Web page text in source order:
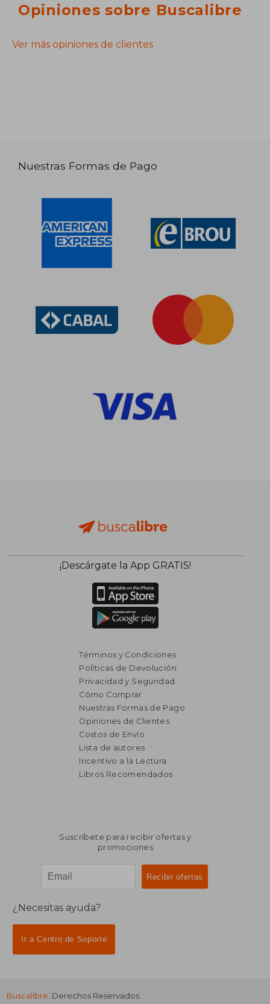
Opiniones sobre Buscalibre
Ver más opiniones de clientes
Nuestras Formas de Pago
¡Descárgate la App GRATIS!
Términos y Condiciones
Políticas de Devolución
Privacidad y Seguridad
Cómo Comprar
Nuestras Formas de Pago
Opiniones de Clientes
Costos de Envío
Lista de autores
Incentivo a la Lectura
Libros Recomendados
Suscríbete para recibir ofertas y
promociones
¿Necesitas ayuda?
Ir a Centro de Soporte
Buscalibre . Derechos Reservados.